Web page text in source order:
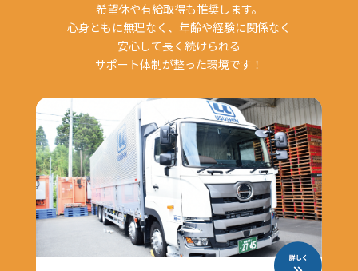
希望休や有給取得も推奨します。
心身ともに無理なく、年齢や経験に関係なく
安心して長く続けられる
サポート体制が整った環境です！